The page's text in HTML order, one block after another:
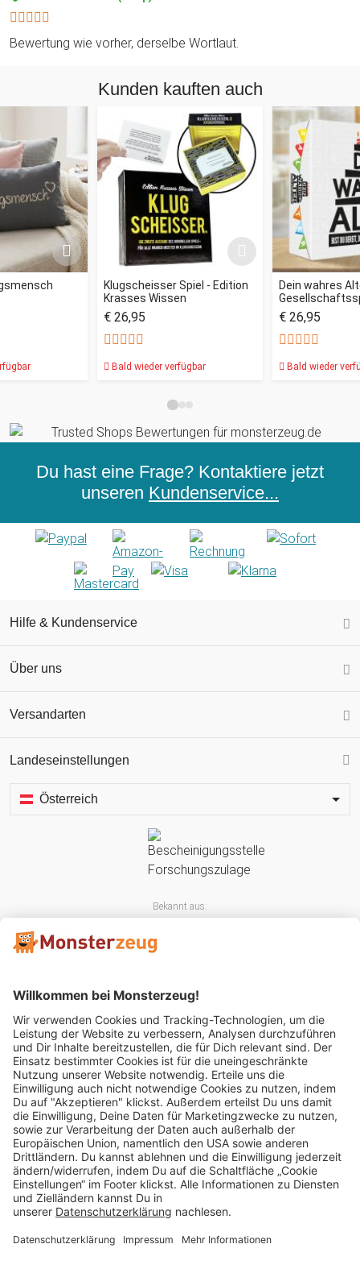
Bewertung wie vorher, derselbe Wortlaut.
Kunden kauften auch
Klugscheisser Spiel - Edition
Krasses Wissen
€ 26,95
Bald wieder verfügbar
Dein wahres
€ 26,95
Bald wieder
Du hast eine Frage? Kontaktiere jetzt
unseren Kundenservice...
Hilfe & Kundenservice
Über uns
Versandarten
Landeseinstellungen
Österreich
Bekannt aus:
Mitglied im:
Impressum AGB Widerrufsbelehrung